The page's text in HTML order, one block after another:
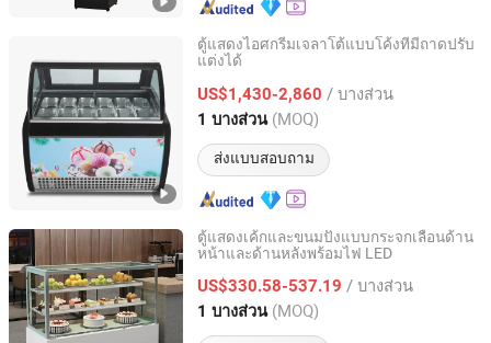
ตู้แสดงไอศกรีมเจลาโต้แบบโค้งที่มีถาดปรับ
แต่งได้
US$1,430-2,860 / บางส่วน
1 บางส่วน (MOQ)
ส่งแบบสอบถาม
Guangdong Green & Health Intelligence Cold Chain
Technology Co., Ltd.
Guangdong, China
ตู้แสดงเค้กและขนมปังแบบกระจกเลื่อนด้าน
หน้าและด้านหลังพร้อมไฟ LED
US$330.58-537.19 / บางส่วน
1 บางส่วน (MOQ)
Beijing Yitongren Electric Appliance Co., Ltd.
Beijing, China อัตราจาก 2024